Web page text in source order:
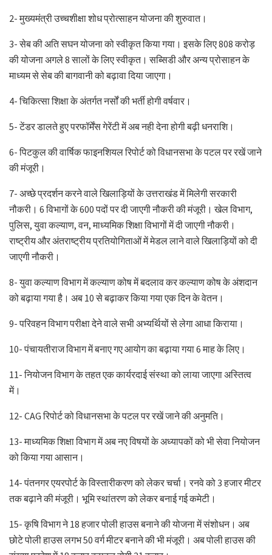
2- मुख्यमंत्री उच्चशीक्षा शोध प्रोत्साहन योजना की शुरुवात।
3- सेब की अति सघन योजना को स्वीकृत किया गया। इसके लिए 808 करोड़
की योजना अगले 8 सालों के लिए स्वीकृत। सब्सिडी और अन्य प्रोसाहन के
माध्यम से सेब की बागवानी को बढ़ावा दिया जाएगा।
4- चिकित्सा शिक्षा के अंतर्गत नर्सों की भर्ती होगी वर्षवार।
5- टेंडर डालते हुए परफॉर्मेंस गेरेंटी में अब नही देना होगी बढ़ी धनराशि।
6- पिटकुल की वार्षिक फाइनशियल रिपोर्ट को विधानसभा के पटल पर रखें जाने
की मंजूरी।
7- अच्छे प्रदर्शन करने वाले खिलाड़ियों के उत्तराखंड में मिलेगी सरकारी
नौकरी। 6 विभागों के 600 पदों पर दी जाएगी नौकरी की मंजूरी। खेल विभाग,
पुलिस, युवा कल्याण, वन, माध्यमिक शिक्षा विभागों में दी जाएगी नौकरी।
राष्ट्रीय और अंतराष्ट्रीय प्रतियोगिताओं में मेडल लाने वाले खिलाड़ियों को दी
जाएगी नौकरी।
8- युवा कल्याण विभाग में कल्याण कोष में बदलाव कर कल्याण कोष के अंशदान
को बढ़ाया गया है। अब 10 से बढ़ाकर किया गया एक दिन के वेतन।
9- परिवहन विभाग परीक्षा देने वाले सभी अभ्यर्थियों से लेगा आधा किराया।
10- पंचायतीराज विभाग में बनाए गए आयोग का बढ़ाया गया 6 माह के लिए।
11- नियोजन विभाग के तहत एक कार्यरदाई संस्था को लाया जाएगा अस्तित्व
में।
12- CAG रिपोर्ट को विधानसभा के पटल पर रखें जाने की अनुमति।
13- माध्यमिक शिक्षा विभाग में अब नए विषयों के अध्यापकों को भी सेवा नियोजन
को किया गया आसान।
14- पंतनगर एयरपोर्ट के विस्तारीकरण को लेकर चर्चा। रनवे को 3 हजार मीटर
तक बढ़ाने की मंजूरी। भूमि स्थांतरण को लेकर बनाई गई कमेटी।
15- कृषि विभाग ने 18 हजार पोली हाउस बनाने की योजना में संशोधन। अब
छोटे पोली हाउस लगभ 50 वर्ग मीटर बनाने की भी मंजूरी। अब पोली हाउस की